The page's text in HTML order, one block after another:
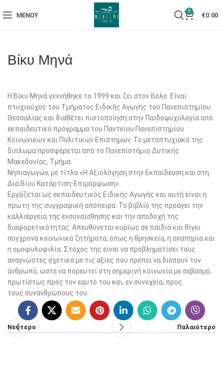
ΜΕΝΟΎ
0
€0.00
Βίκυ Μηνά
Η Βίκυ Μηνά γεννήθηκε το 1999 και ζει στον Βόλο. Είναι
πτυχιούχος του Τμήματος Ειδικής Αγωγής του Πανεπιστημίου
Θεσσαλίας και διαθέτει πιστοποίηση στην Παιδοψυχολογία από
εκπαιδευτικό πρόγραμμα του Παντείου Πανεπιστημίου
Κοινωνικών και Πολιτικών Επιστημών. Το μεταπτυχιακό της
δίπλωμα προσφέρεται από το Πανεπιστήμιο Δυτικής
Μακεδονίας, Τμήμα
Νηπιαγωγών, με τίτλο «Η Αξιολόγηση στην Εκπαίδευση και στη
Διά Βίου Κατάρτιση-Επιμόρφωση».
Εργάζεται ως εκπαιδευτικός Ειδικής Αγωγής και αυτή είναι η
πρώτη της συγγραφική απόπειρα. Το βιβλίο της προάγει την
καλλιέργεια της ενσυναίσθησης και την αποδοχή της
διαφορετικότητας. Απευθύνεται κυρίως σε παιδιά και θίγει
σύγχρονα κοινωνικά ζητήματα, όπως η θρησκεία, η αναπηρία και
η ομοφυλοφιλία. Στόχος της είναι να προβληματίσει τους
αναγνώστες σχετικά με τις αξίες που πρέπει να διέπουν τον
άνθρωπο, ώστε να πορευτεί στη σημερινή κοινωνία με σεβασμό,
πρωτίστως προς τον εαυτό του και, εν συνεχεία, προς
τους συνανθρώπους του.
Νεότερο Παλαιότερο